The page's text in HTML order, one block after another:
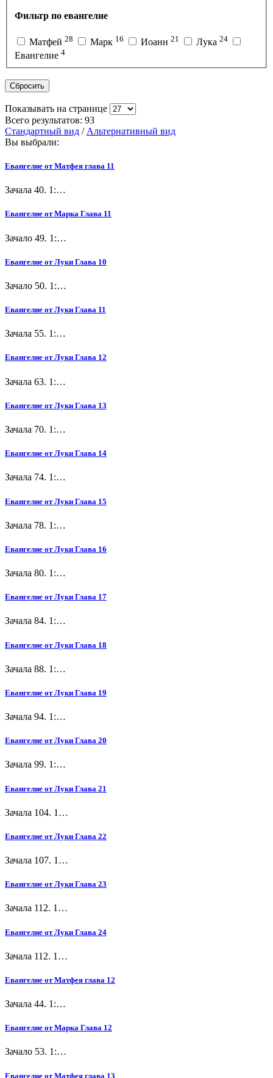
Фильтр по евангелие
Матфей 28 Марк 16 Иоанн 21 Лука 24
Евангелие 4
Сбросить
Показывать на странице
Всего результатов: 93
Стандартный вид / Альтернативный вид
Вы выбрали:
Евангелие от Матфея глава 11
Зачала 40. 1:…
Евангелие от Марка Глава 11
Зачало 49. 1:…
Евангелие от Луки Глава 10
Зачало 50. 1:…
Евангелие от Луки Глава 11
Зачала 55. 1:…
Евангелие от Луки Глава 12
Зачала 63. 1:…
Евангелие от Луки Глава 13
Зачала 70. 1:…
Евангелие от Луки Глава 14
Зачала 74. 1:…
Евангелие от Луки Глава 15
Зачала 78. 1:…
Евангелие от Луки Глава 16
Зачала 80. 1:…
Евангелие от Луки Глава 17
Зачала 84. 1:…
Евангелие от Луки Глава 18
Зачала 88. 1:…
Евангелие от Луки Глава 19
Зачала 94. 1:…
Евангелие от Луки Глава 20
Зачала 99. 1:…
Евангелие от Луки Глава 21
Зачала 104. 1…
Евангелие от Луки Глава 22
Зачала 107. 1…
Евангелие от Луки Глава 23
Зачала 112. 1…
Евангелие от Луки Глава 24
Зачала 112. 1…
Евангелие от Матфея глава 12
Зачала 44. 1:…
Евангелие от Марка Глава 12
Зачало 53. 1:…
Евангелие от Матфея глава 13